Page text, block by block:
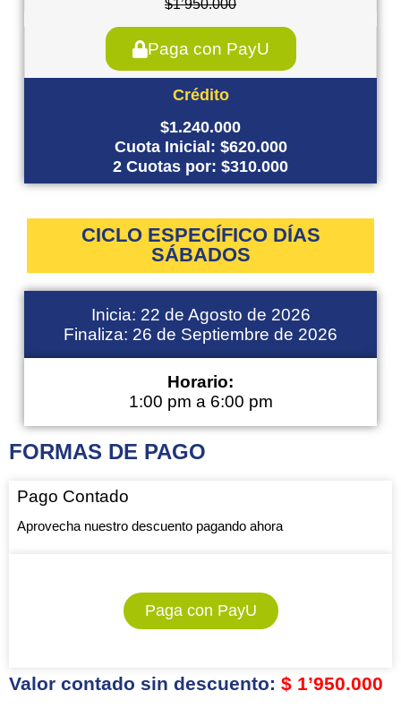
$1’950.000
Paga con PayU
Crédito
$1.240.000
Cuota Inicial: $620.000
2 Cuotas por: $310.000
CICLO ESPECÍFICO DÍAS
SÁBADOS
Inicia: 22 de Agosto de 2026
Finaliza: 26 de Septiembre de 2026
Horario:
1:00 pm a 6:00 pm
FORMAS DE PAGO
Pago Contado
Aprovecha nuestro descuento pagando ahora
Paga con PayU
Valor contado sin descuento: $ 1’950.000